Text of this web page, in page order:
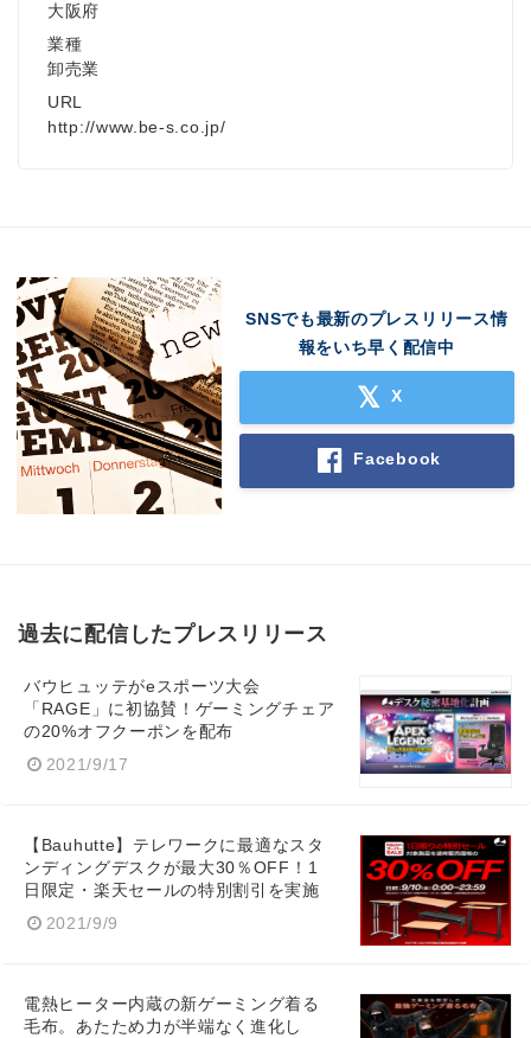
大阪府
業種
卸売業
URL
http://www.be-s.co.jp/
SNSでも最新のプレスリリース情
報をいち早く配信中
X
Facebook
過去に配信したプレスリリース
バウヒュッテがeスポーツ大会
「RAGE」に初協賛！ゲーミングチェア
の20%オフクーポンを配布
2021/9/17
【Bauhutte】テレワークに最適なスタ
ンディングデスクが最大30％OFF！1
日限定・楽天セールの特別割引を実施
2021/9/9
電熱ヒーター内蔵の新ゲーミング着る
毛布。あたため力が半端なく進化し